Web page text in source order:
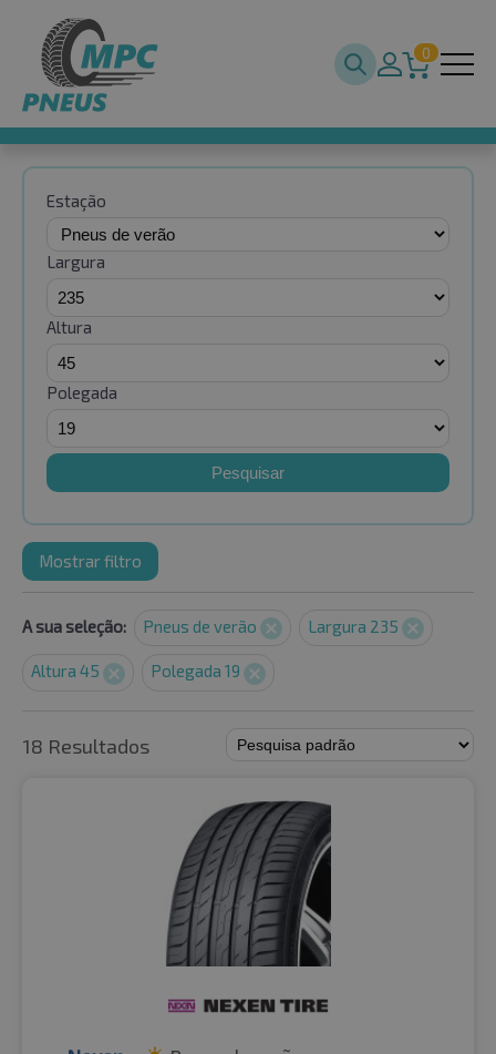
0
Estação
Largura
Altura
Polegada
Pesquisar
Mostrar filtro
A sua seleção: Pneus de verão Largura 235
Altura 45 Polegada 19
18 Resultados